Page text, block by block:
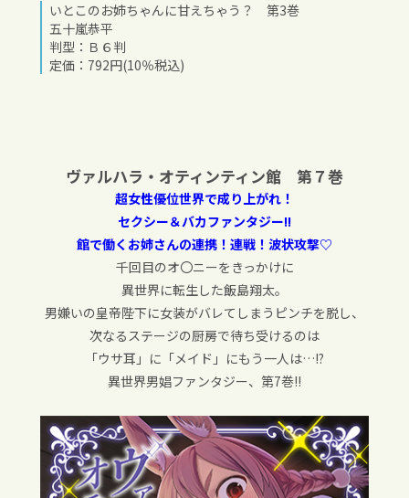
いとこのお姉ちゃんに甘えちゃう？ 第3巻
五十嵐恭平
判型：Ｂ６判
定価：792円(10％税込)
ヴァルハラ・オティンティン館 第７巻
超女性優位世界で成り上がれ！
セクシー＆バカファンタジー!!
館で働くお姉さんの連携！連戦！波状攻撃♡
千回目のオ〇ニーをきっかけに
異世界に転生した飯島翔太。
男嫌いの皇帝陛下に女装がバレてしまうピンチを脱し、
次なるステージの厨房で待ち受けるのは
「ウサ耳」に「メイド」にもう一人は…!?
異世界男娼ファンタジー、第7巻!!